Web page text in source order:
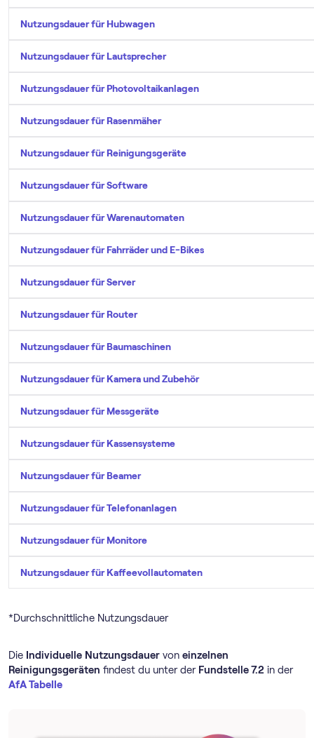
Nutzungsdauer für Hubwagen
Nutzungsdauer für Lautsprecher
Nutzungsdauer für Photovoltaikanlagen
Nutzungsdauer für Rasenmäher
Nutzungsdauer für Reinigungsgeräte
Nutzungsdauer für Software
Nutzungsdauer für Warenautomaten
Nutzungsdauer für Fahrräder und E-Bikes
Nutzungsdauer für Server
Nutzungsdauer für Router
Nutzungsdauer für Baumaschinen
Nutzungsdauer für Kamera und Zubehör
Nutzungsdauer für Messgeräte
Nutzungsdauer für Kassensysteme
Nutzungsdauer für Beamer
Nutzungsdauer für Telefonanlagen
Nutzungsdauer für Monitore
Nutzungsdauer für Kaffeevollautomaten
*Durchschnittliche Nutzungsdauer
Die Individuelle Nutzungsdauer von einzelnen
Reinigungsgeräten findest du unter der Fundstelle 7.2 in der
AfA Tabelle